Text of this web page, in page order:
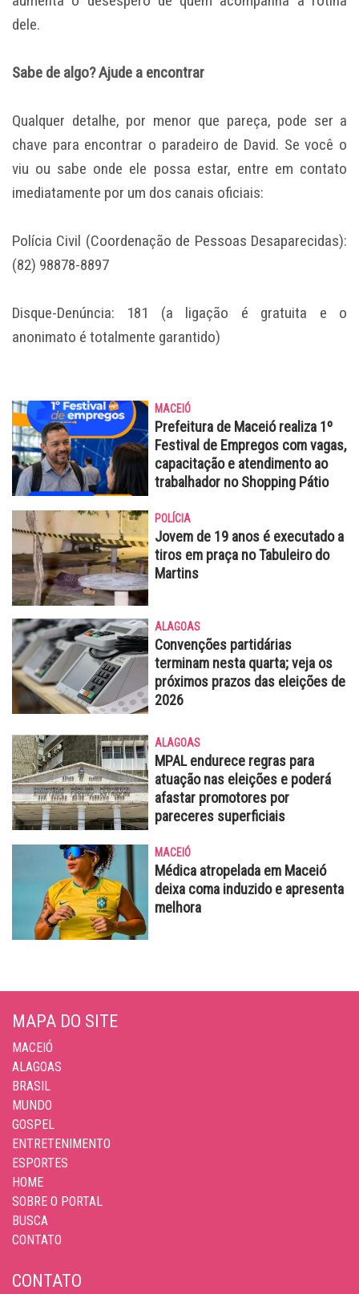
dele.
Sabe de algo? Ajude a encontrar
Qualquer detalhe, por menor que pareça, pode ser a
chave para encontrar o paradeiro de David. Se você o
viu ou sabe onde ele possa estar, entre em contato
imediatamente por um dos canais oficiais:
Polícia Civil (Coordenação de Pessoas Desaparecidas):
(82) 98878-8897
Disque-Denúncia: 181 (a ligação é gratuita e o
anonimato é totalmente garantido)
MACEIÓ
Prefeitura de Maceió realiza 1º
Festival de Empregos com vagas,
capacitação e atendimento ao
trabalhador no Shopping Pátio
POLÍCIA
Jovem de 19 anos é executado a
tiros em praça no Tabuleiro do
Martins
ALAGOAS
Convenções partidárias
terminam nesta quarta; veja os
próximos prazos das eleições de
2026
ALAGOAS
MPAL endurece regras para
atuação nas eleições e poderá
afastar promotores por
pareceres superficiais
MACEIÓ
Médica atropelada em Maceió
deixa coma induzido e apresenta
melhora
MAPA DO SITE
MACEIÓ
ALAGOAS
BRASIL
MUNDO
GOSPEL
ENTRETENIMENTO
ESPORTES
HOME
SOBRE O PORTAL
BUSCA
CONTATO
CONTATO